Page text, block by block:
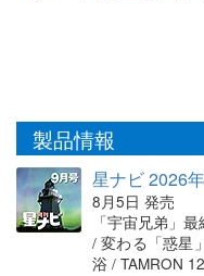
製品情報
星ナビ 2026
8月5日 発売
「宇宙兄弟」
/ 変わる「惑星
浴 / TAMRON